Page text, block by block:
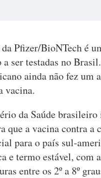
Pfizer/BioNTech é
a ser testadas no
ainda não fez um
vacina.
da Saúde
que a vacina contra a
para o país sul-
e termo estável, com
entre os 2º a 8º